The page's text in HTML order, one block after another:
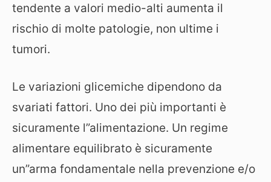
tendente a valori medio-alti aumenta il
rischio di molte patologie, non ultime i
tumori.
Le variazioni glicemiche dipendono da
svariati fattori. Uno dei più importanti è
sicuramente l”alimentazione. Un regime
alimentare equilibrato è sicuramente
un”arma fondamentale nella prevenzione e/o